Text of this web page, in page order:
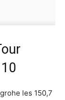
les 150,7